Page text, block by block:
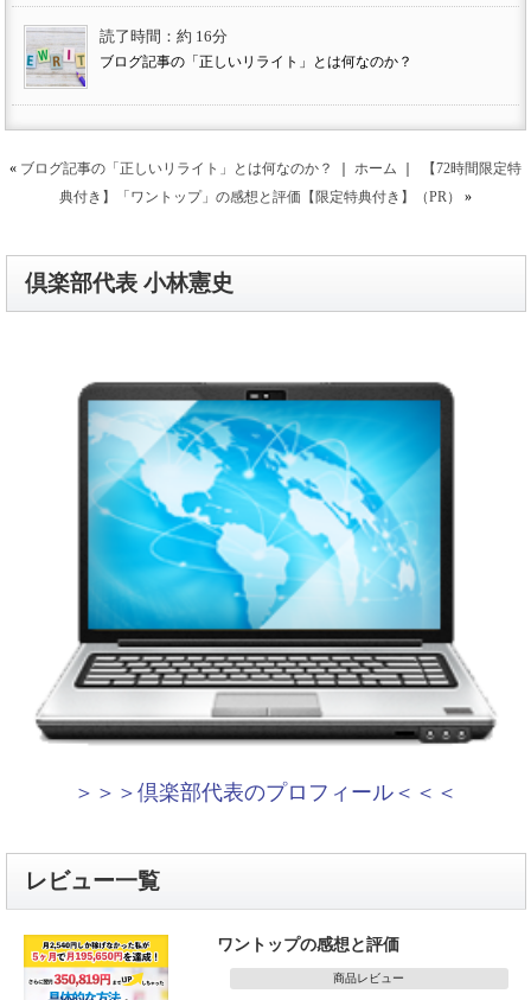
読了時間：約 16分
ブログ記事の「正しいリライト」とは何なのか？
« ブログ記事の「正しいリライト」とは何なのか？ ホーム
【72時間限定特
典付き】「ワントップ」の感想と評価【限定特典付き】（PR）
»
倶楽部代表 小林憲史
＞＞＞倶楽部代表のプロフィール＜＜＜
レビュー一覧
ワントップの感想と評価
商品レビュー